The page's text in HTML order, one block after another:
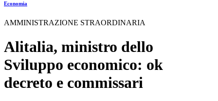
Economia
AMMINISTRAZIONE STRAORDINARIA
Alitalia, ministro dello
Sviluppo economico: ok
decreto e commissari